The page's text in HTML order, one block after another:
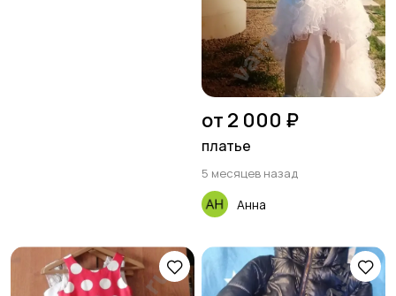
от 2 000 ₽
платье
5 месяцев назад
Анна